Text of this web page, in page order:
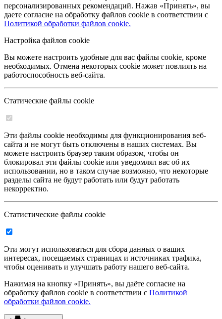
персонализированных рекомендаций. Нажав «Принять», вы
даете согласие на обработку файлов cookie в соответствии с
Политикой обработки файлов cookie.
Настройка файлов cookie
Вы можете настроить удобные для вас файлы cookie, кроме
необходимых. Отмена некоторых cookie может повлиять на
работоспособность веб-сайта.
Статические файлы cookie
Эти файлы cookie необходимы для функционирования веб-
сайта и не могут быть отключены в наших системах. Вы
можете настроить браузер таким образом, чтобы он
блокировал эти файлы cookie или уведомлял вас об их
использовании, но в таком случае возможно, что некоторые
разделы сайта не будут работать или будут работать
некорректно.
Статистические файлы cookie
Эти могут использоваться для сбора данных о ваших
интересах, посещаемых страницах и источниках трафика,
чтобы оценивать и улучшать работу нашего веб-сайта.
Нажимая на кнопку «Принять», вы даёте согласие на
обработку файлов cookie в соответствии с Политикой
обработки файлов cookie.